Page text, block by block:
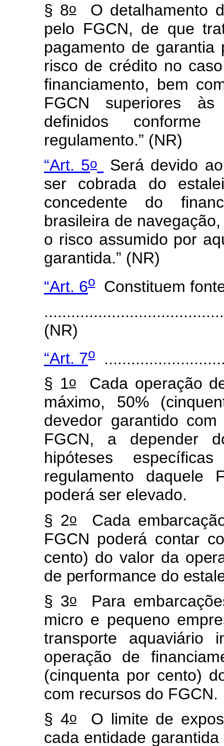
§ 8oO detalhamento
pelo FGCN, de que
pagamento de
risco de crédito no
financiamento, bem
FGCN superiores
definidos
regulamento.” (NR)
“Art. 5o
Será devido
ser cobrada do
concedente do
brasileira de
o risco assumido por
garantida.” (NR)
“Art. 6o Constituem
(NR)
“Art. 7o
§ 1oCada operação
máximo, 50%
devedor garantido
FGCN, a depender
hipóteses
regulamento daquele
poderá ser elevado.
§ 2o
Cada
FGCN poderá contar
cento) do valor da
de performance do
§ 3oPara
micro e pequeno
transporte aquaviário
operação de
(cinquenta por cento)
com recursos do FGCN.
§ 4oO limite de
cada entidade